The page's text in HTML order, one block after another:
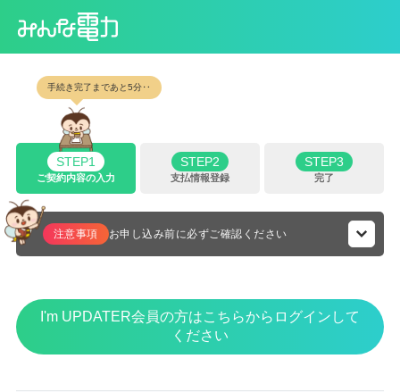
手続き完了まであと5分‥
STEP1
ご契約内容の入力
STEP2
支払情報登録
STEP3
完了
注意事項 お申し込み前に必ずご確認ください
日本国内(沖縄、離島を除く)
✓低圧電力(商店・飲食店・事務所などでモーター等の動力
I'm UPDATER会員の方はこちらからログインして
ください